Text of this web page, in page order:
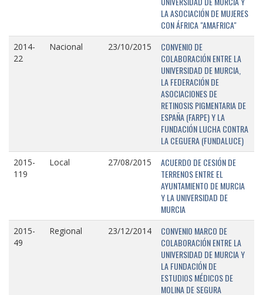
LA ASOCIACIÓN DE MUJERES
CON ÁFRICA "AMAFRICA"
2014-
22
Nacional 23/10/2015
CONVENIO DE
COLABORACIÓN ENTRE LA
UNIVERSIDAD DE MURCIA,
LA FEDERACIÓN DE
ASOCIACIONES DE
RETINOSIS PIGMENTARIA DE
ESPAÑA (FARPE) Y LA
FUNDACIÓN LUCHA CONTRA
LA CEGUERA (FUNDALUCE)
2015-
119
Local 27/08/2015
ACUERDO DE CESIÓN DE
TERRENOS ENTRE EL
AYUNTAMIENTO DE MURCIA
Y LA UNIVERSIDAD DE
MURCIA
2015-
49
Regional 23/12/2014
CONVENIO MARCO DE
COLABORACIÓN ENTRE LA
UNIVERSIDAD DE MURCIA Y
LA FUNDACIÓN DE
ESTUDIOS MÉDICOS DE
MOLINA DE SEGURA